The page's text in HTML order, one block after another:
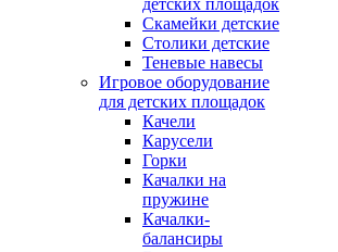
детских площадок
Скамейки детские
Столики детские
Теневые навесы
Игровое оборудование
для детских площадок
Качели
Карусели
Горки
Качалки на
пружине
Качалки-
балансиры